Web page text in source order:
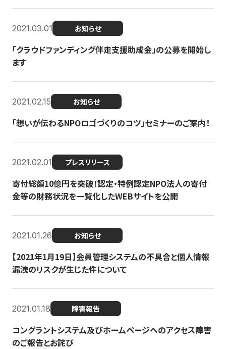
2021.03.01 お知らせ
「クラウドファンディング伴走支援助成金」の公募を開始し
ます
2021.02.15 お知らせ
「想いが伝わるNPOロゴづくりのコツ」セミナーのご案内！
2021.02.01 プレスリリース
寄付総額10億円を突破！認定・特例認定NPO法人の寄付
金等の財務状況を一覧化したWEBサイトを公開
2021.01.26 お知らせ
【2021年1月19日】会員管理システムの不具合と個人情報
漏洩のリスクが生じた件について
2021.01.18 障害報告
コングラントシステム及びホームページへのアクセス障害
のご報告とお詫び